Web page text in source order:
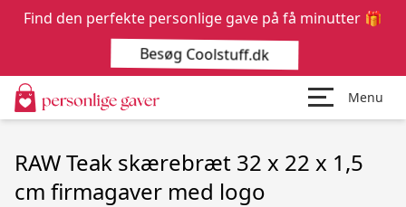
Menu
RAW Teak skærebræt 32 x 22 x 1,5
cm firmagaver med logo
Find den perfekte personlige gave på få minutter 🎁
Besøg Coolstuff.dk